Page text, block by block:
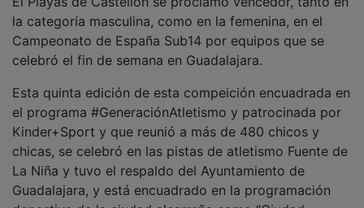
la categoría masculina, como en la femenina, en el
Campeonato de España Sub14 por equipos que se
celebró el fin de semana en Guadalajara.
el programa #GeneraciónAtletismo y patrocinada por
Kinder+Sport y que reunió a más de 480 chicos y
chicas, se celebró en las pistas de atletismo Fuente de
La Niña y tuvo el respaldo del Ayuntamiento de
Guadalajara, y está encuadrado en la programación
deportiva de la ciudad alcarreña como “Ciudad